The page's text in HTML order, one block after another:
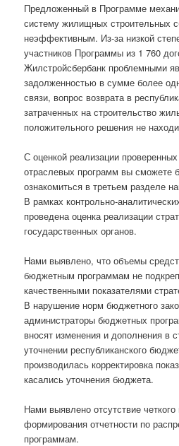
Предложенный в Программе
систему жилищных строительных
неэффективным. Из-за низкой
участников Программы из 1 760
Жилстройсбербанк проблемными
задолженностью в сумме более
связи, вопрос возврата в
затраченных на строительство
положительного решения не
С оценкой реализации
отраслевых программ вы сможете
ознакомиться в третьем разделе
В рамках контрольно-
проведена оценка реализации
государственных органов.
Нами выявлено, что объемы
бюджетным программам не
качественными показателями
В нарушение норм бюджетного
администраторы бюджетных
вносят изменения и дополнения в
уточнении республиканского
производилась корректировка
касались уточнения бюджета.
Нами выявлено отсутствие
формирования отчетности по
программам.